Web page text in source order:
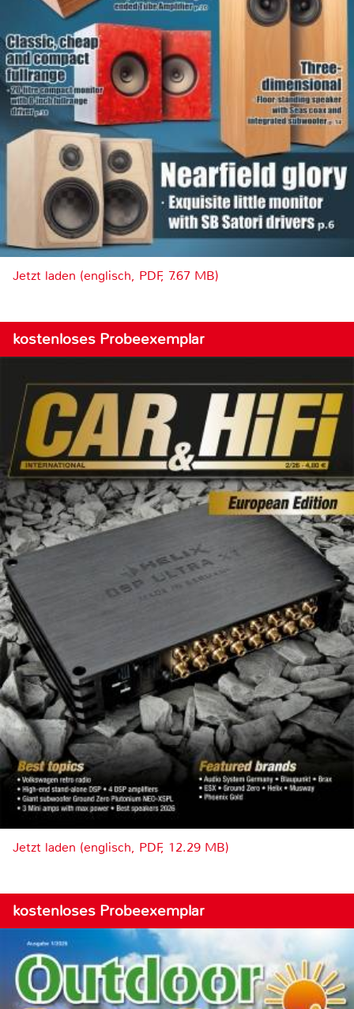
Jetzt laden (englisch, PDF, 7.67 MB)
kostenloses Probeexemplar
Jetzt laden (englisch, PDF, 12.29 MB)
kostenloses Probeexemplar